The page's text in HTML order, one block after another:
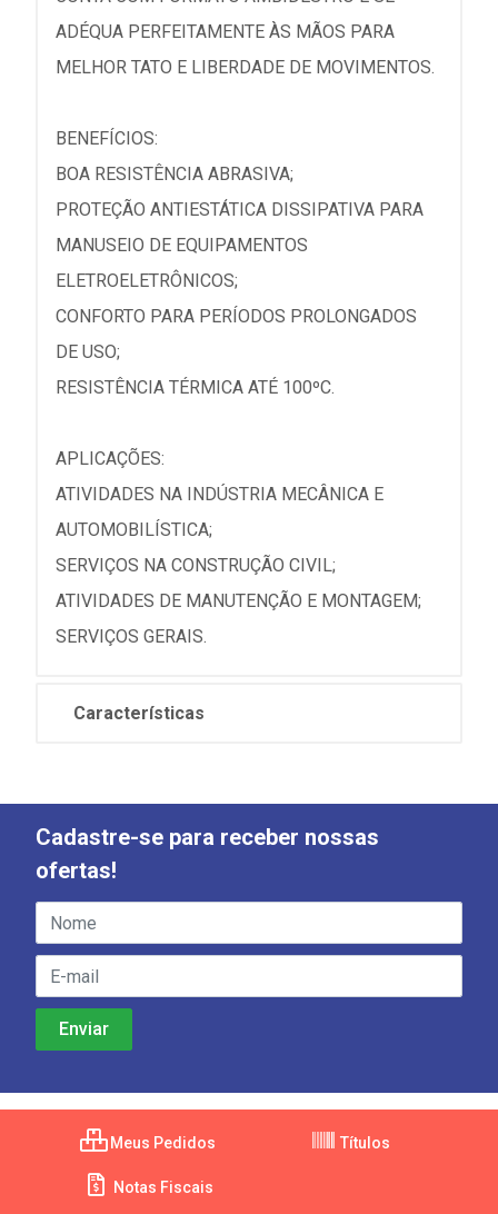
ADÉQUA PERFEITAMENTE ÀS MÃOS PARA
MELHOR TATO E LIBERDADE DE MOVIMENTOS.
BENEFÍCIOS:
BOA RESISTÊNCIA ABRASIVA;
PROTEÇÃO ANTIESTÁTICA DISSIPATIVA PARA
MANUSEIO DE EQUIPAMENTOS
ELETROELETRÔNICOS;
CONFORTO PARA PERÍODOS PROLONGADOS
DE USO;
RESISTÊNCIA TÉRMICA ATÉ 100ºC.
APLICAÇÕES:
ATIVIDADES NA INDÚSTRIA MECÂNICA E
AUTOMOBILÍSTICA;
SERVIÇOS NA CONSTRUÇÃO CIVIL;
ATIVIDADES DE MANUTENÇÃO E MONTAGEM;
SERVIÇOS GERAIS.
Características
Cadastre-se para receber nossas
ofertas!
Meus Pedidos Títulos
Notas Fiscais